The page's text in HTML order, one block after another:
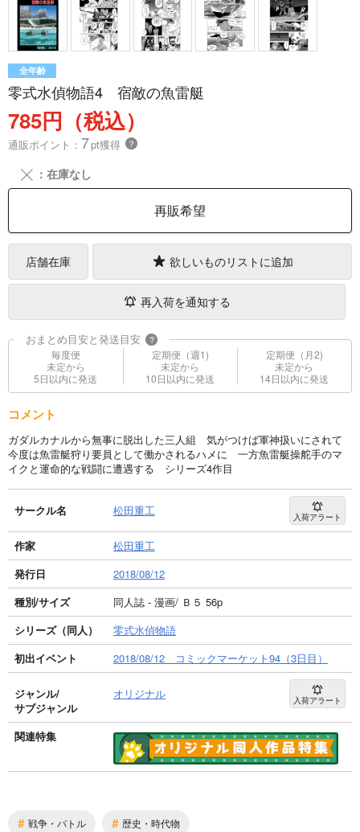
全年齢
零式水偵物語4 宿敵の魚雷艇
785円（税込）
通販ポイント： 7pt獲得 ？
╳ ：在庫なし
再販希望
店舗在庫 欲しいものリストに追加
再入荷を通知する
おまとめ目安と発送目安 ?
毎度便
未定から
5日以内に発送
定期便（週1)
未定から
10日以内に発送
定期便（月2)
未定から
14日以内に発送
コメント
ガダルカナルから無事に脱出した三人組 気がつけば軍神扱いにされて
今度は魚雷艇狩り要員として働かされるハメに 一方魚雷艇操舵手のマ
イクと運命的な戦闘に遭遇する シリーズ4作目
サークル名 松田重工 入荷アラート
作家
松田重工
発行日
2018/08/12
種別/サイズ
同人誌 - 漫画/ Ｂ５ 56p
シリーズ（同人）
零式水偵物語
初出イベント
2018/08/12 コミックマーケット94（3日目）
ジャンル/
サブジャンル
オリジナル 入荷アラート
関連特集
# 戦争・バトル # 歴史・時代物